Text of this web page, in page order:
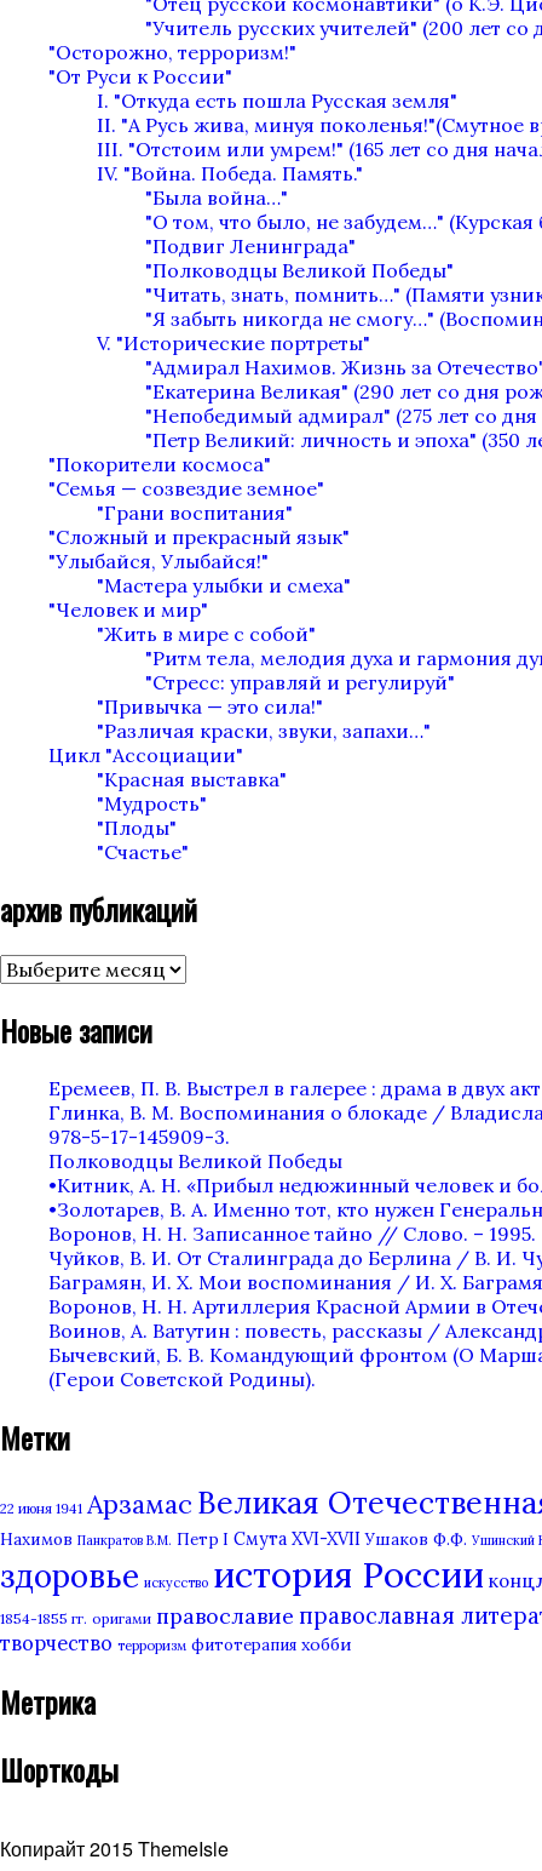
"Учитель русских учителей" (200 лет
"Осторожно, терроризм!"
"От Руси к России"
I. "Откуда есть пошла Русская земля"
II. "А Русь жива, минуя поколенья!"(Смутное
III. "Отстоим или умрем!" (165 лет со дня
IV. "Война. Победа. Память."
"Была война…"
"О том, что было, не забудем…" (Курская
"Подвиг Ленинграда"
"Полководцы Великой Победы"
"Читать, знать, помнить…" (Памяти
"Я забыть никогда не смогу…"
V. "Исторические портреты"
"Адмирал Нахимов. Жизнь за
"Екатерина Великая" (290 лет со дня
"Непобедимый адмирал" (275 лет со
"Петр Великий: личность и эпоха" (350
"Покорители космоса"
"Семья — созвездие земное"
"Грани воспитания"
"Сложный и прекрасный язык"
"Улыбайся, Улыбайся!"
"Мастера улыбки и смеха"
"Человек и мир"
"Жить в мире с собой"
"Ритм тела, мелодия духа и гармония
"Стресс: управляй и регулируй"
"Привычка — это сила!"
"Различая краски, звуки, запахи…"
Цикл "Ассоциации"
"Красная выставка"
"Мудрость"
"Плоды"
"Счастье"
архив публикаций
архив
публикаций
Новые записи
Еремеев, П. В. Выстрел в галерее : драма в двух
Глинка, В. М. Воспоминания о блокаде /
978-5-17-145909-3.
Полководцы Великой Победы
•Китник, А. Н. «Прибыл недюжинный человек и
•Золотарев, В. А. Именно тот, кто нужен
Воронов, Н. Н. Записанное тайно // Слово. –
Чуйков, В. И. От Сталинграда до Берлина / В. И.
Баграмян, И. Х. Мои воспоминания / И. Х.
Воронов, Н. Н. Артиллерия Красной Армии в
Воинов, А. Ватутин : повесть, рассказы /
Бычевский, Б. В. Командующий фронтом (О
(Герои Советской Родины).
Метки
22 июня 1941 Арзамас Великая
Нахимов Панкратов В.М. Петр I Смута XVI-XVII Ушаков Ф.Ф. Ушинский
здоровье искусство история России
1854-1855 гг. оригами православие православная
творчество терроризм фитотерапия хобби
Метрика
Шорткоды
Копирайт 2015 ThemeIsle